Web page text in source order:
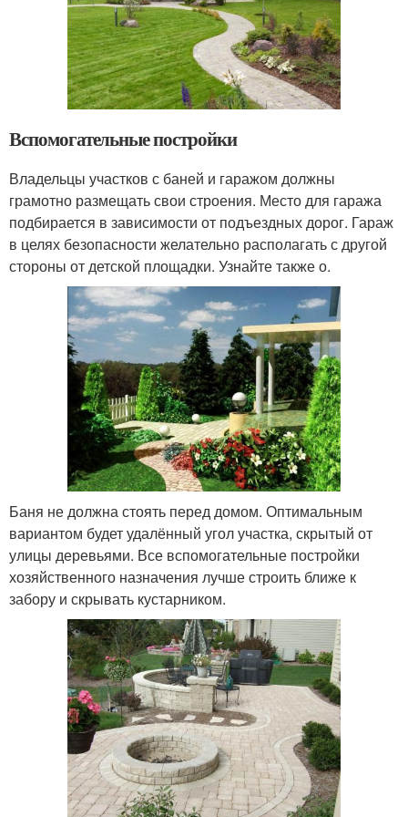
Вспомогательные постройки
Владельцы участков с баней и гаражом должны
грамотно размещать свои строения. Место для гаража
подбирается в зависимости от подъездных дорог. Гараж
в целях безопасности желательно располагать с другой
стороны от детской площадки. Узнайте также о.
Баня не должна стоять перед домом. Оптимальным
вариантом будет удалённый угол участка, скрытый от
улицы деревьями. Все вспомогательные постройки
хозяйственного назначения лучше строить ближе к
забору и скрывать кустарником.